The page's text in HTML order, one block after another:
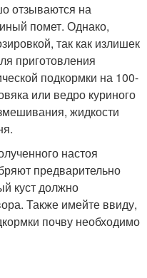
отзываются на
помет. Однако,
так как излишек
приготовления
подкормки на 100-
или ведро куриного
жидкости
настоя
предварительно
куст должно
Также имейте ввиду,
почву необходимо